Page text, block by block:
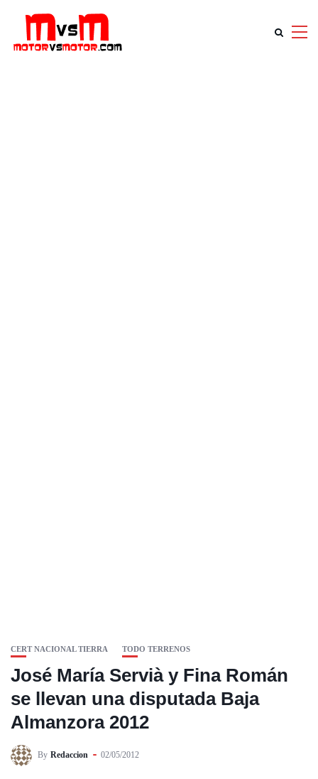
CERT NACIONAL TIERRA TODO TERRENOS
José María Servià y Fina Román
se llevan una disputada Baja
Almanzora 2012
By Redaccion 02/05/2012